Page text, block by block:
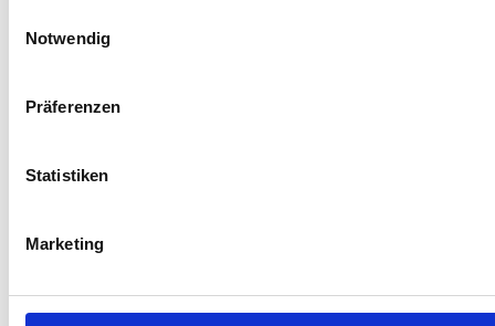
Notwendig
Präferenzen
Statistiken
Marketing